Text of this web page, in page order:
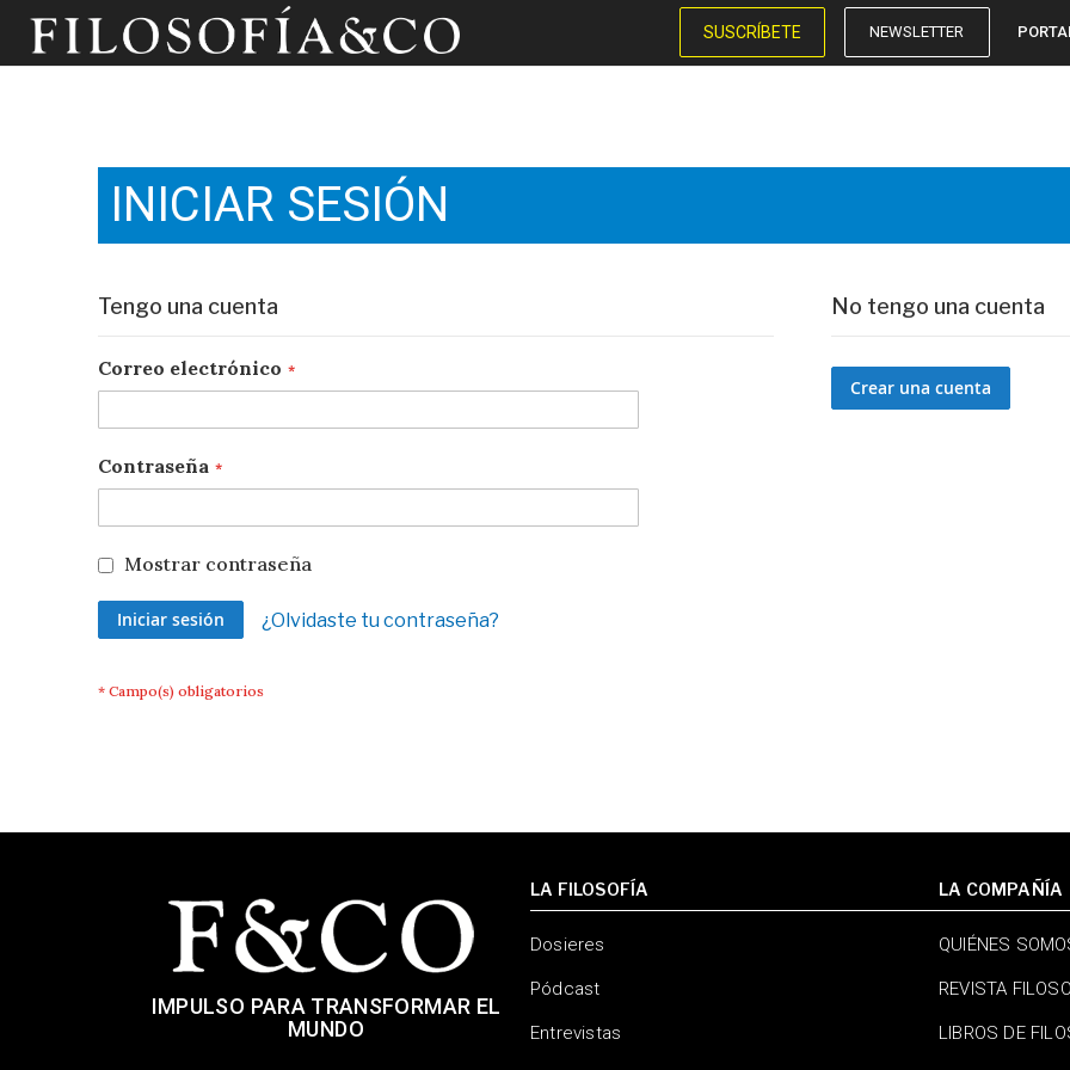
SUSCRÍBETE NEWSLETTER
INICIAR SESIÓN
Tengo una cuenta
Correo electrónico
Contraseña
Mostrar contraseña
Iniciar sesión ¿Olvidaste tu contraseña?
No tengo una cuenta
Crear una cuenta
IMPULSO PARA TRANSFORMAR EL
MUNDO
LA FILOSOFÍA
Dosieres
Pódcast
Entrevistas
LA COMPAÑÍA
QUIÉNES
REVISTA
LIBROS DE